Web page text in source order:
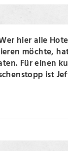
hier alle
möchte,
Für einen
ist